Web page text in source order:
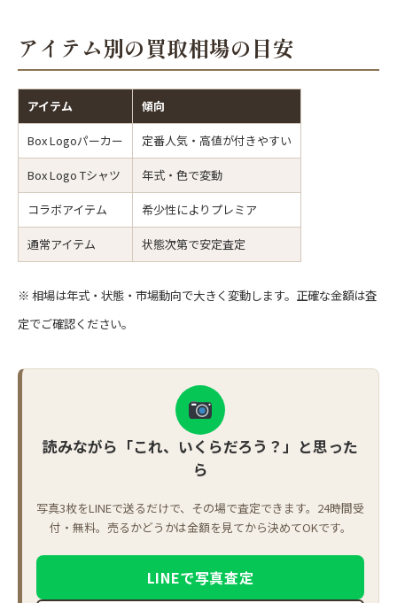
アイテム別の買取相場の目安
アイテム 傾向
Box Logoパーカー 定番人気・高値が付きやすい
Box Logo Tシャツ 年式・色で変動
コラボアイテム 希少性によりプレミア
通常アイテム 状態次第で安定査定
※ 相場は年式・状態・市場動向で大きく変動します。正確な金額は査
定でご確認ください。
読みながら「これ、いくらだろう？」と思った
ら
写真3枚をLINEで送るだけで、その場で査定できます。24時間受
付・無料。売るかどうかは金額を見てから決めてOKです。
LINEで写真査定